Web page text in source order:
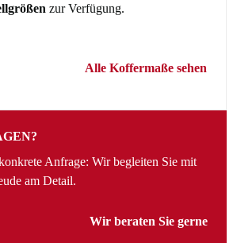
zur Verfügung.
Alle Koffermaße sehen
Anfrage: Wir begleiten Sie mit
am Detail.
Wir beraten Sie gerne